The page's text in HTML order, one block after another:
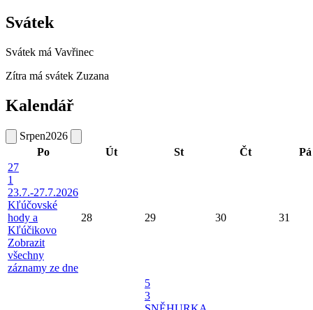
Svátek
Svátek má Vavřinec
Zítra má svátek Zuzana
Kalendář
Srpen2026
Po
Út St Čt
Pá
27
1
23.7.-27.7.2026
Kľúčovské
hody a
Kľúčikovo
Zobrazit
všechny
záznamy ze dne
28 29 30 31
5
3